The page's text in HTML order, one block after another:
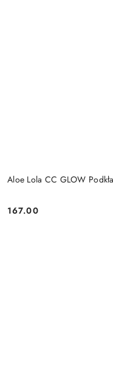
Aloe Lola CC GLOW
Cena:
167.00